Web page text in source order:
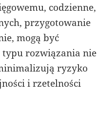
codzienne,
przygotowanie
mogą być
typu rozwiązania nie
ryzyko
i rzetelności